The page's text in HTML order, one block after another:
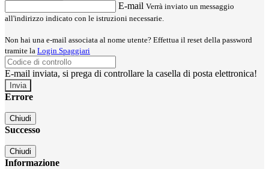
E-mail Verrà inviato un messaggio
all'indirizzo indicato con le istruzioni necessarie.
Non hai una e-mail associata al nome utente? Effettua il reset della password
tramite la Login Spaggiari
E-mail inviata, si prega di controllare la casella di posta elettronica!
Errore
Chiudi
Successo
Chiudi
Informazione